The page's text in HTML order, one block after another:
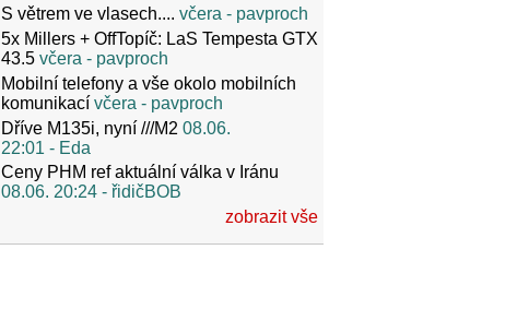
S větrem ve vlasech.... včera - pavproch
5x Millers + OffTopíč: LaS Tempesta GTX
43.5 včera - pavproch
Mobilní telefony a vše okolo mobilních
komunikací včera - pavproch
Dříve M135i, nyní ///M2 08.06.
22:01 - Eda
Ceny PHM ref aktuální válka v Iránu
08.06. 20:24 - řidičBOB
zobrazit vše